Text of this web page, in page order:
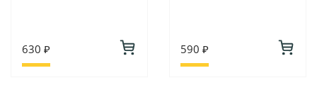
630 ₽ 590 ₽